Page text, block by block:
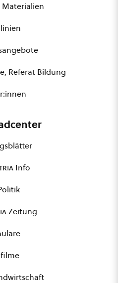
Materialien
Referat Bildung
Info
Zeitung